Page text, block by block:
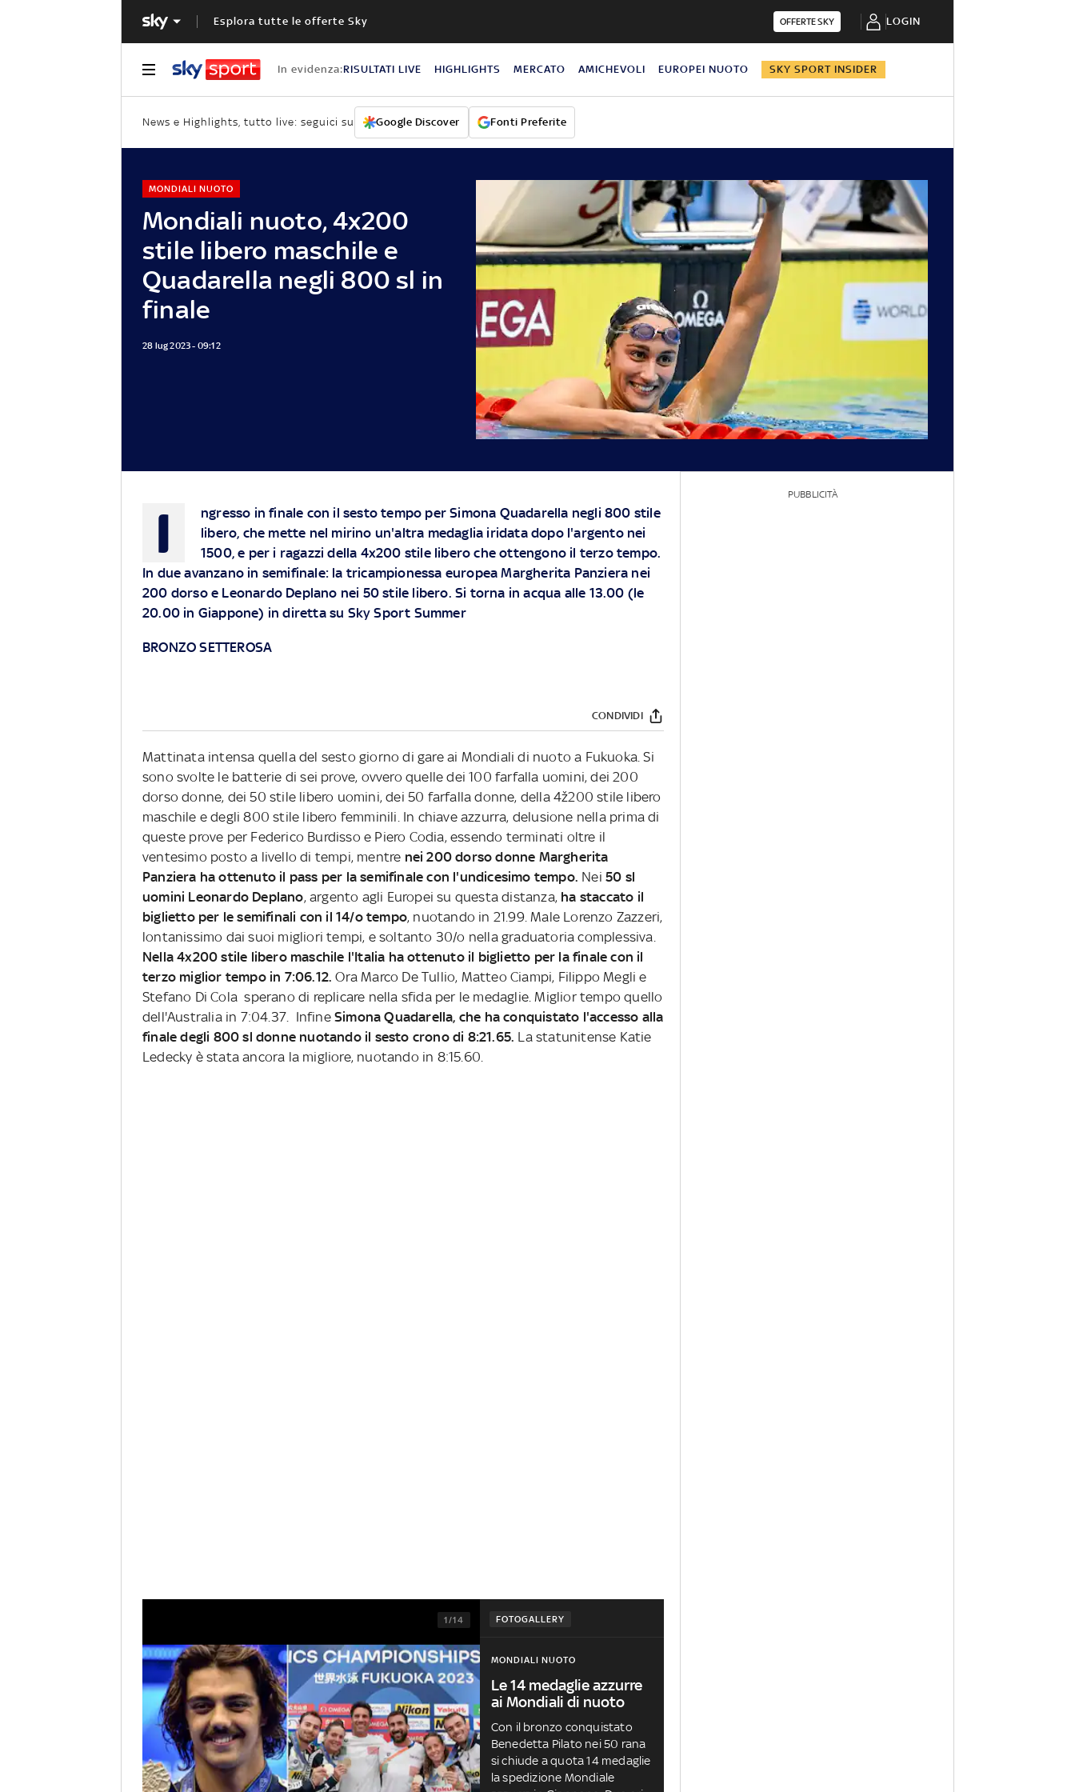
Esplora tutte le offerte Sky OFFERTE SKY LOGIN
In evidenza:RISULTATI LIVE HIGHLIGHTS MERCATO AMICHEVOLI EUROPEI NUOTO SKY SPORT INSIDER
News e Highlights, tutto live: seguici su Google Discover Fonti Preferite
Mondiali nuoto, 4x200
stile libero maschile e
Quadarella negli 800 sl in
finale
MONDIALI NUOTO
28 lug 2023 - 09:12
I
ngresso in finale con il sesto tempo per Simona Quadarella negli 800 stile
libero, che mette nel mirino un'altra medaglia iridata dopo l'argento nei
1500, e per i ragazzi della 4x200 stile libero che ottengono il terzo tempo.
In due avanzano in semifinale: la tricampionessa europea Margherita Panziera nei
200 dorso e Leonardo Deplano nei 50 stile libero. Si torna in acqua alle 13.00 (le
20.00 in Giappone) in diretta su Sky Sport Summer
BRONZO SETTEROSA
CONDIVIDI
Mattinata intensa quella del sesto giorno di gare ai Mondiali di nuoto a Fukuoka. Si
sono svolte le batterie di sei prove, ovvero quelle dei 100 farfalla uomini, dei 200
dorso donne, dei 50 stile libero uomini, dei 50 farfalla donne, della 4ž200 stile libero
maschile e degli 800 stile libero femminili. In chiave azzurra, delusione nella prima di
queste prove per Federico Burdisso e Piero Codia, essendo terminati oltre il
ventesimo posto a livello di tempi, mentre nei 200 dorso donne Margherita
Panziera ha ottenuto il pass per la semifinale con l'undicesimo tempo. Nei 50 sl
uomini Leonardo Deplano, argento agli Europei su questa distanza, ha staccato il
biglietto per le semifinali con il 14/o tempo, nuotando in 21.99. Male Lorenzo Zazzeri,
lontanissimo dai suoi migliori tempi, e soltanto 30/o nella graduatoria complessiva.
Nella 4x200 stile libero maschile l'Italia ha ottenuto il biglietto per la finale con il
terzo miglior tempo in 7:06.12.Ora Marco De Tullio, Matteo Ciampi, Filippo Megli e
Stefano Di Cola sperano di replicare nella sfida per le medaglie. Miglior tempo quello
dell'Australia in 7:04.37. Infine Simona Quadarella, che ha conquistato l'accesso alla
finale degli 800 sl donne nuotando il sesto crono di 8:21.65. La statunitense Katie
Ledecky è stata ancora la migliore, nuotando in 8:15.60.
FOTOGALLERY
1/14
MONDIALI NUOTO
Le 14 medaglie azzurre
ai Mondiali di nuoto
Con il bronzo conquistato
Benedetta Pilato nei 50 rana
si chiude a quota 14 medaglie
la spedizione Mondiale
PUBBLICITÀ